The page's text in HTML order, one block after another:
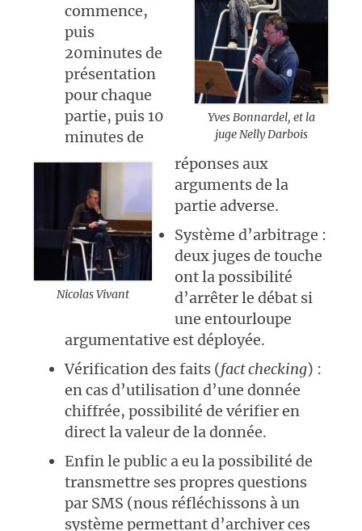
Yves Bonnardel, et la
juge Nelly Darbois
Nicolas Vivant
commence,
puis
20minutes de
présentation
pour chaque
partie, puis 10
minutes de
réponses aux
arguments de la
partie adverse.
Système d’arbitrage :
deux juges de touche
ont la possibilité
d’arrêter le débat si
une entourloupe
argumentative est déployée.
Vérification des faits (fact checking) :
en cas d’utilisation d’une donnée
chiffrée, possibilité de vérifier en
direct la valeur de la donnée.
Enfin le public a eu la possibilité de
transmettre ses propres questions
par SMS (nous réfléchissons à un
système permettant d’archiver ces